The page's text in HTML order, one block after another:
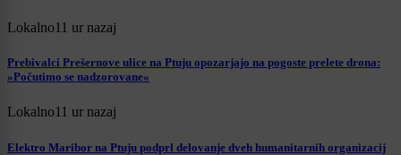
Lokalno11 ur nazaj
Prebivalci Prešernove ulice na Ptuju opozarjajo na pogoste prelete drona:
»Počutimo se nadzorovane«
Lokalno11 ur nazaj
Elektro Maribor na Ptuju podprl delovanje dveh humanitarnih organizacij